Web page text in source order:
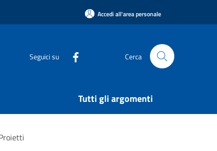
Accedi all'area personale
Seguici su Cerca
Tutti gli argomenti